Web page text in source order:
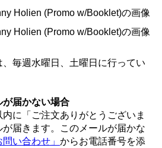
毎週水曜日、土曜日に行ってい
届かない場合
に「ご注文ありがとうございま
届きます。このメールが届かな
問い合わせ」 からお電話番号を添